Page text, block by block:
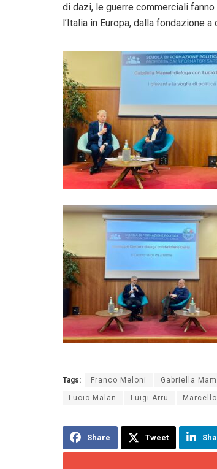
di dazi, le guerre commerciali
l’Italia in Europa, dalla fondazione a
Tags: Franco Meloni Gabriella
Lucio Malan Luigi Arru
Share Tweet